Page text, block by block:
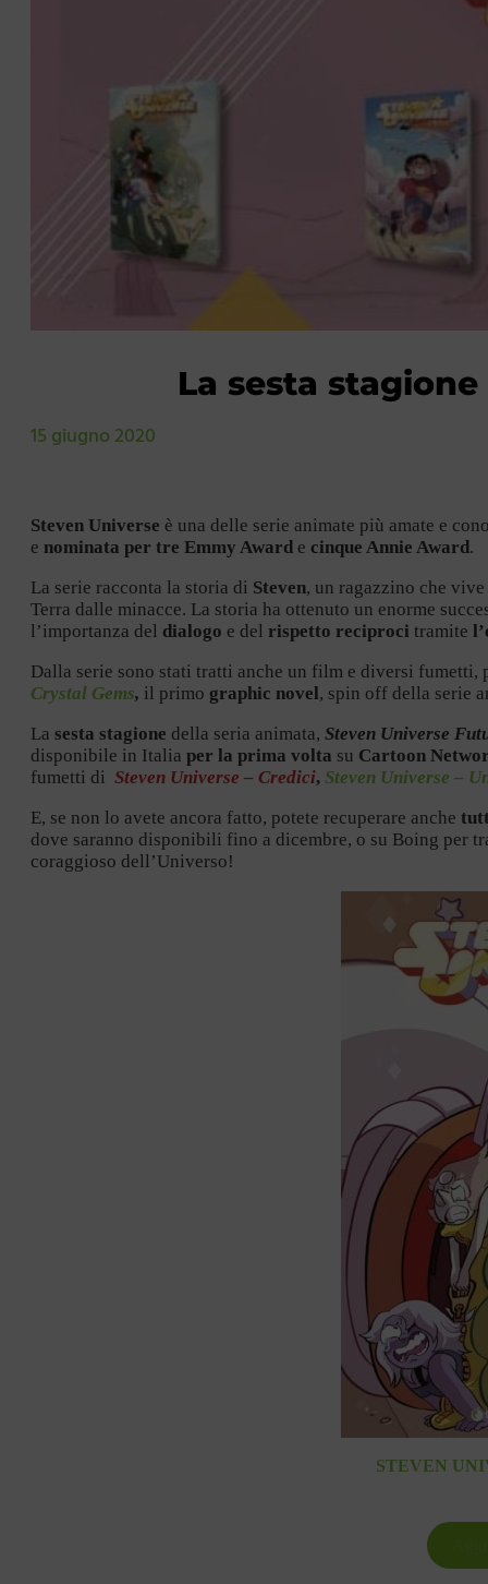
La sesta
15 giugno 2020
Steven Universe è una delle serie animate più amate e
e nominata per tre Emmy Award e cinque Annie Award.
La serie racconta la storia di Steven, un ragazzino che
Terra dalle minacce. La storia ha ottenuto un enorme
l’importanza del dialogo e del rispetto reciproci tramite
Dalla serie sono stati tratti anche un film e diversi
Crystal Gems, il primo graphic novel, spin off della serie
La sesta stagione della seria animata, Steven Universe
disponibile in Italia per la prima volta su Cartoon
fumetti di Steven Universe – Credici, Steven Universe –
E, se non lo avete ancora fatto, potete recuperare anche
dove saranno disponibili fino a dicembre, o su Boing per
coraggioso dell’Universo!
STEVEN